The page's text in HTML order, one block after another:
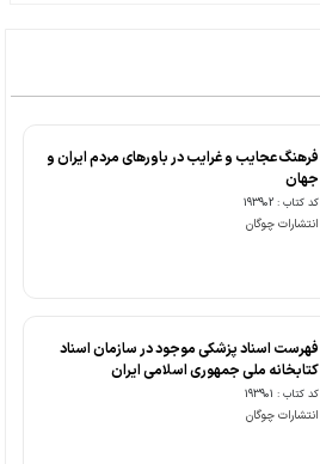
فرهنگ عجایب و غرایب در باورهای مردم ایران و
جهان
کد کتاب : 193902
انتشارات چوگان
فهرست اسناد پزشکی موجود در سازمان اسناد
کتابخانه ملی جمهوری اسلامی ایران
کد کتاب : 193901
انتشارات چوگان